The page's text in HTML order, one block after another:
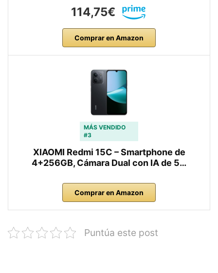
114,75€
Comprar en Amazon
MÁS VENDIDO
#3
XIAOMI Redmi 15C – Smartphone de
4+256GB, Cámara Dual con IA de 5…
Comprar en Amazon
Puntúa este post